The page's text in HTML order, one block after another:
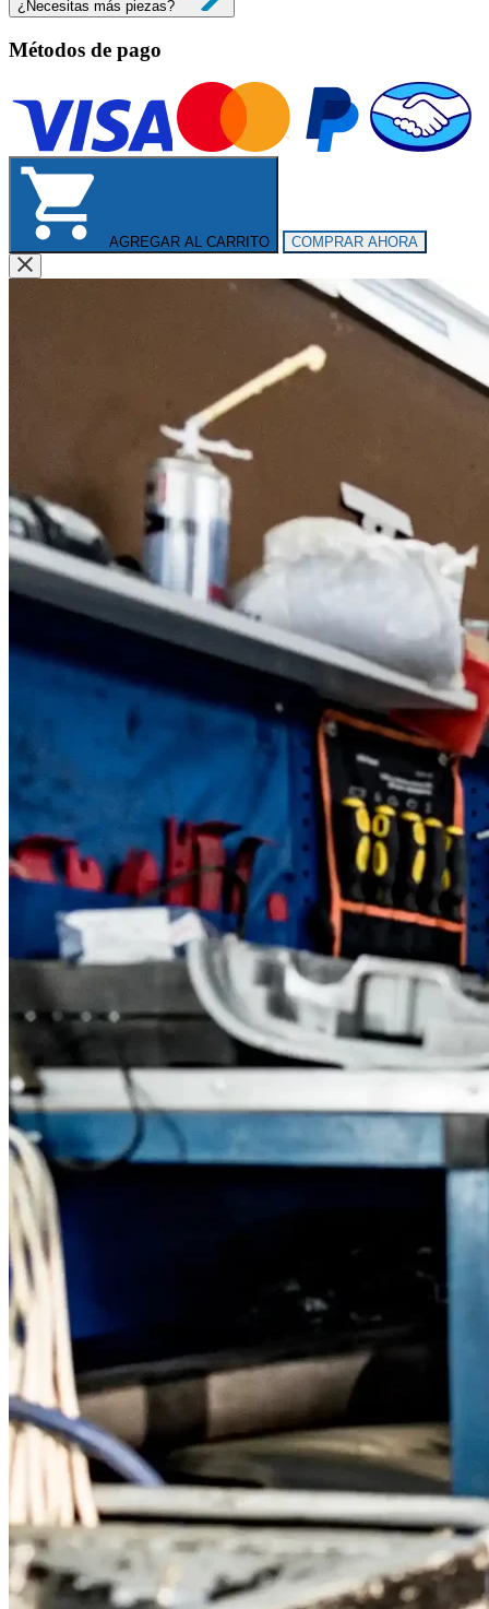
¿Necesitas más piezas?
Métodos de pago
AGREGAR AL CARRITO COMPRAR AHORA